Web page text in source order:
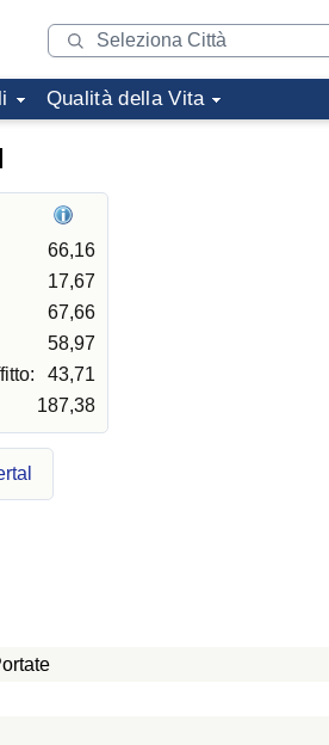
Qualità della Vita
66,16
17,67
67,66
58,97
43,71
187,38